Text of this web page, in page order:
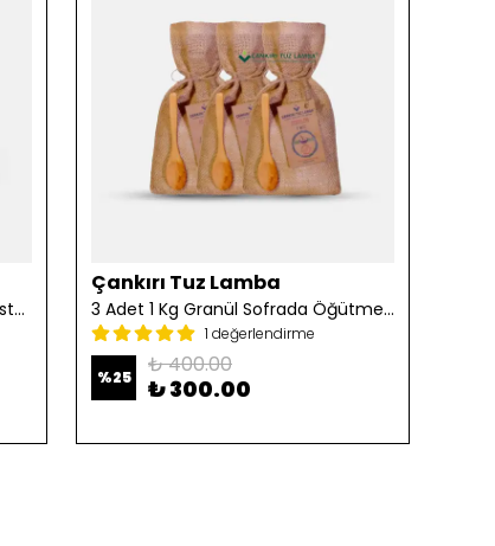
2 Adet 1 Kg Öğütülmüş Çankırı Kristal Kaya Tuzu
Çankırı Tuz Lamba
3 Adet 1 Kg Granül Sofrada Öğütme Tuzu
1 değerlendirme
%25 ₺ 400.00
₺ 300.00